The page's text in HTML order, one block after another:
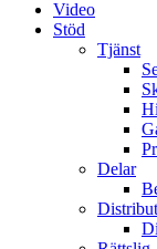
Video
Stöd
Tjänst
Delar